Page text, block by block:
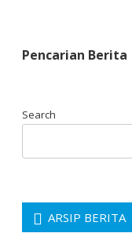
Pencarian Berita
Search
ARSIP BERITA